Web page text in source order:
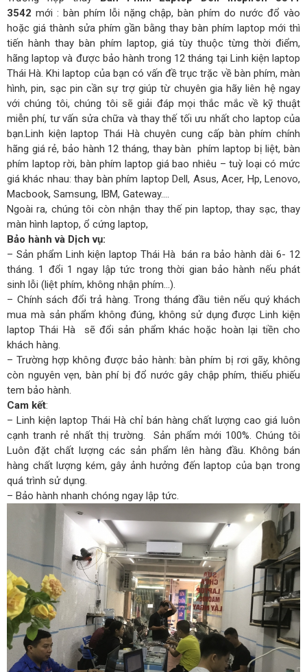
3542 mới : bàn phím lỗi nặng chập, bàn phím do nước đổ vào
hoặc giá thành sửa phím gần bằng thay bàn phím laptop mới thì
tiến hành thay bàn phím laptop, giá tùy thuộc từng thời điểm,
hãng laptop và được bảo hành trong 12 tháng tại Linh kiện laptop
Thái Hà. Khi laptop của bạn có vấn đề trục trặc về bàn phím, màn
hình, pin, sạc pin cần sự trợ giúp từ chuyên gia hãy liên hệ ngay
với chúng tôi, chúng tôi sẽ giải đáp mọi thắc mắc về kỹ thuật
miễn phí, tư vấn sửa chữa và thay thế tối ưu nhất cho laptop của
bạn.Linh kiện laptop Thái Hà chuyên cung cấp bàn phím chính
hãng giá rẻ, bảo hành 12 tháng, thay bàn phím laptop bị liệt, bàn
phím laptop rời, bàn phím laptop giá bao nhiêu – tuỳ loại có mức
giá khác nhau: thay bàn phím laptop Dell, Asus, Acer, Hp, Lenovo,
Macbook, Samsung, IBM, Gateway….
Ngoài ra, chúng tôi còn nhận thay thế pin laptop, thay sạc, thay
màn hình laptop, ổ cứng laptop,
Bảo hành và Dịch vụ:
– Sản phẩm Linh kiện laptop Thái Hà bán ra bảo hành dài 6- 12
tháng. 1 đổi 1 ngay lập tức trong thời gian bảo hành nếu phát
sinh lỗi (liệt phím, không nhận phím…).
– Chính sách đổi trả hàng. Trong tháng đầu tiên nếu quý khách
mua mà sản phẩm không đúng, không sử dụng được Linh kiện
laptop Thái Hà sẽ đổi sản phẩm khác hoặc hoàn lại tiền cho
khách hàng.
– Trường hợp không được bảo hành: bàn phím bị rơi gãy, không
còn nguyên vẹn, bàn phí bị đổ nước gây chập phím, thiếu phiếu
tem bảo hành.
Cam kết:
– Linh kiện laptop Thái Hà chỉ bán hàng chất lượng cao giá luôn
cạnh tranh rẻ nhất thị trường. Sản phẩm mới 100%. Chúng tôi
Luôn đặt chất lượng các sản phẩm lên hàng đầu. Không bán
hàng chất lượng kém, gây ảnh hưởng đến laptop của bạn trong
quá trình sử dụng.
– Bảo hành nhanh chóng ngay lập tức.